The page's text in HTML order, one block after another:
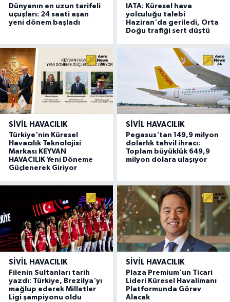
Dünyanın en uzun tarifeli
uçuşları: 24 saati aşan
yeni dönem başladı
IATA: Küresel hava
yolculuğu talebi
Haziran'da geriledi, Orta
Doğu trafiği sert düştü
SIVIL HAVACILIK
Türkiye'nin Küresel
Havacılık Teknolojisi
Markası KEYVAN
HAVACILIK Yeni Döneme
Güçlenerek Giriyor
SIVIL HAVACILIK
Pegasus'tan 149,9 milyon
dolarlık tahvil ihracı:
Toplam büyüklük 649,9
milyon dolara ulaşıyor
SIVIL HAVACILIK
Filenin Sultanları tarih
yazdı: Türkiye, Brezilya'yı
mağlup ederek Milletler
Ligi şampiyonu oldu
SIVIL HAVACILIK
Plaza Premium'un Ticari
Lideri Küresel Havalimanı
Platformunda Görev
Alacak